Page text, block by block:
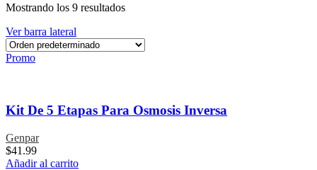
Mostrando los 9 resultados
Ver barra lateral
Promo
Kit De 5 Etapas Para Osmosis Inversa
Genpar
$41.99
Añadir al carrito